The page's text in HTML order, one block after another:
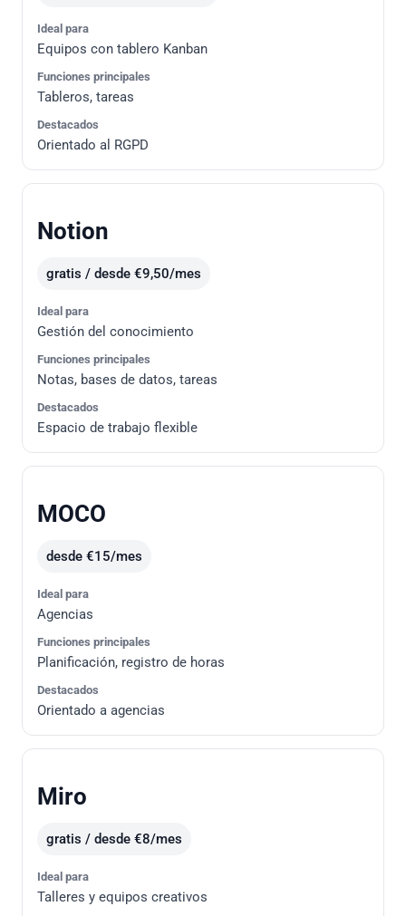
Ideal para
Equipos con tablero Kanban
Funciones principales
Tableros, tareas
Destacados
Orientado al RGPD
Notion
gratis / desde €9,50/mes
Ideal para
Gestión del conocimiento
Funciones principales
Notas, bases de datos, tareas
Destacados
Espacio de trabajo flexible
MOCO
desde €15/mes
Ideal para
Agencias
Funciones principales
Planificación, registro de horas
Destacados
Orientado a agencias
Miro
gratis / desde €8/mes
Ideal para
Talleres y equipos creativos